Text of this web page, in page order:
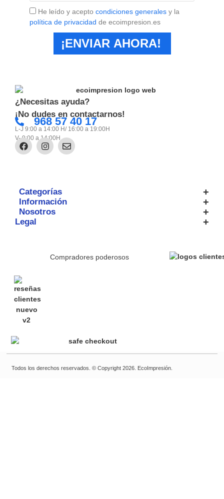
He leído y acepto condiciones generales y la
política de privacidad de ecoimpresion.es
¡ENVIAR AHORA!
¿Necesitas ayuda?
¡No dudes en contactarnos!
968 57 40 17
L-J 9:00 a 14:00 H/ 16:00 a 19:00H
V- 9:00 a 14:00H
Categorías
Información
Nosotros
Legal
Compradores poderosos
Todos los derechos reservados. © Copyright 2026. EcoImpresión.